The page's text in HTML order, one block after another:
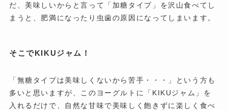
だ、美味しいからと言って「加糖タイプ」を沢山食べてし
まうと、肥満になったり虫歯の原因になってしまいます。
そこでKIKUジャム！
「無糖タイプは美味しくないから苦手・・・」という方も
多いと思いますが、このヨーグルトに「KIKUジャム」を
入れるだけで、自然な甘味で美味しく飽きずに楽しく食べ